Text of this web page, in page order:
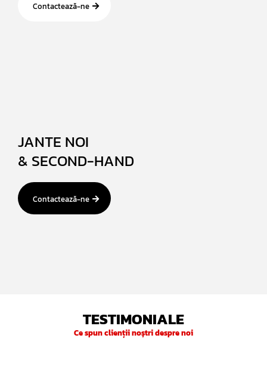
Contactează-ne
JANTE NOI
& SECOND-HAND
Contactează-ne
TESTIMONIALE
Ce spun clienții noștri despre noi